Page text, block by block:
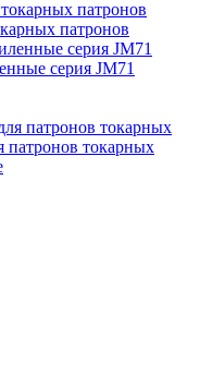
патронов
серия JM71
патронов токарных